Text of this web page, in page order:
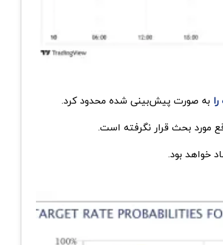
به صورت پیش‌بینی شده محدود کرد.
مورد بحث قرار نگرفته است.
خواهد بود.